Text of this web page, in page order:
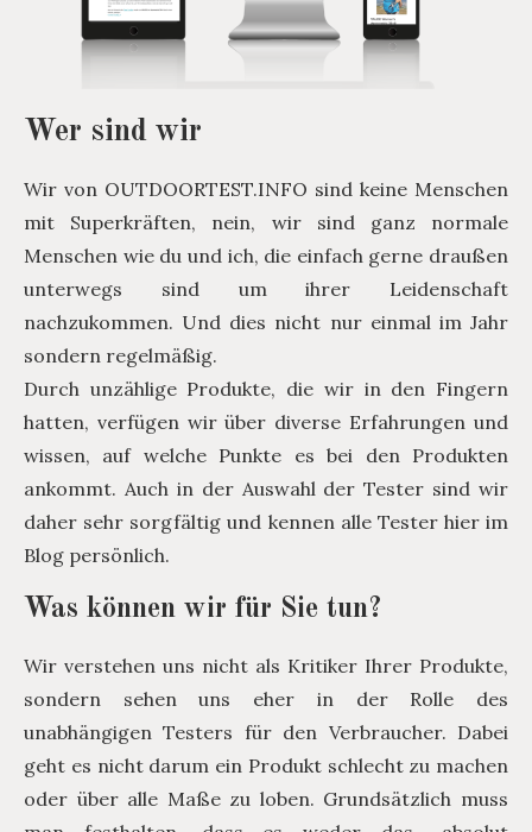
Wer sind wir
Wir von OUTDOORTEST.INFO sind keine Menschen
mit Superkräften, nein, wir sind ganz normale
Menschen wie du und ich, die einfach gerne draußen
unterwegs sind um ihrer Leidenschaft
nachzukommen. Und dies nicht nur einmal im Jahr
sondern regelmäßig.
Durch unzählige Produkte, die wir in den Fingern
hatten, verfügen wir über diverse Erfahrungen und
wissen, auf welche Punkte es bei den Produkten
ankommt. Auch in der Auswahl der Tester sind wir
daher sehr sorgfältig und kennen alle Tester hier im
Blog persönlich.
Was können wir für Sie tun?
Wir verstehen uns nicht als Kritiker Ihrer Produkte,
sondern sehen uns eher in der Rolle des
unabhängigen Testers für den Verbraucher. Dabei
geht es nicht darum ein Produkt schlecht zu machen
oder über alle Maße zu loben. Grundsätzlich muss